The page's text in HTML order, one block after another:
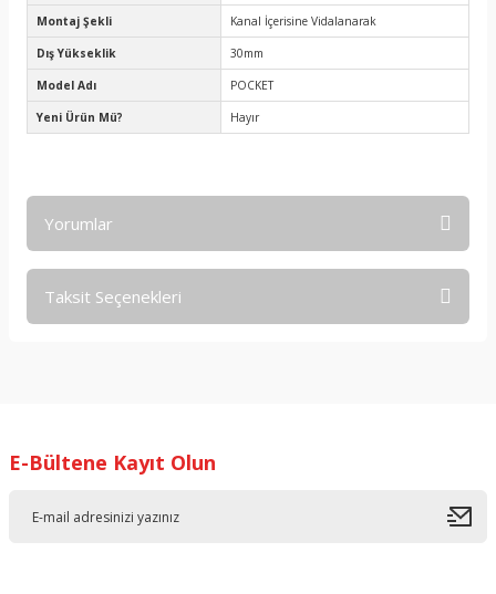
Montaj Şekli Kanal İçerisine Vidalanarak
Dış Yükseklik 30mm
Model Adı POCKET
Yeni Ürün Mü? Hayır
Yorumlar
Taksit Seçenekleri
E-Bültene Kayıt Olun